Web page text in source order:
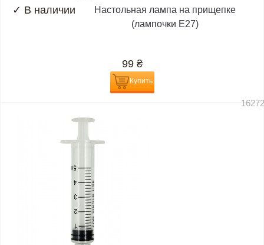
✓ В наличии
Настольная лампа на прищепке
(лампочки E27)
99 ₴
Купить